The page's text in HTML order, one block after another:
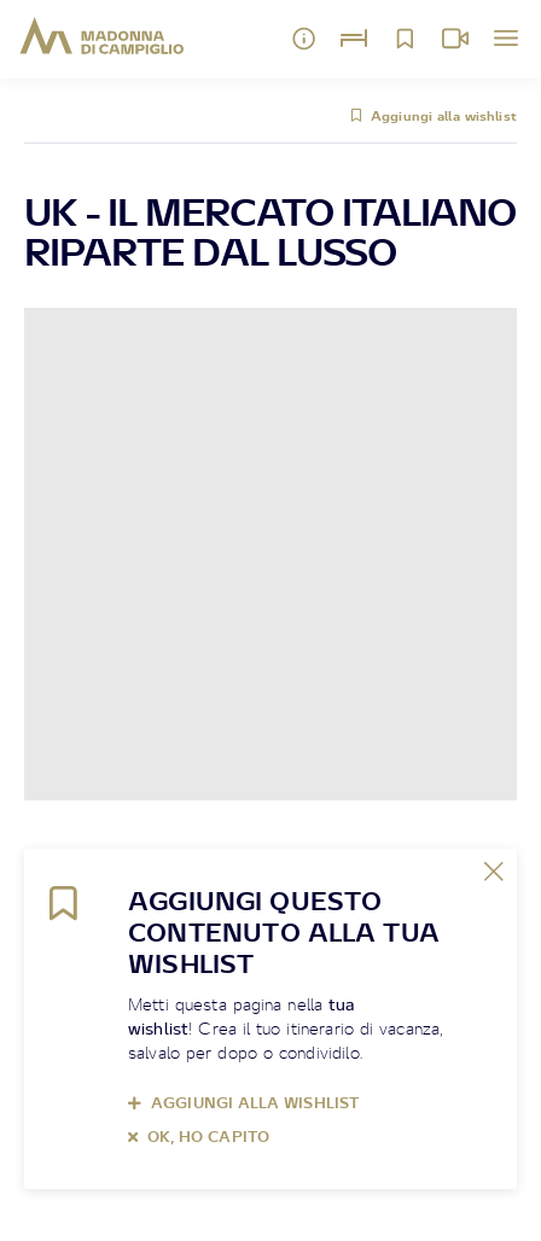
Aggiungi alla wishlist
UK - IL MERCATO ITALIANO
RIPARTE DAL LUSSO
AGGIUNGI QUESTO
CONTENUTO ALLA TUA
WISHLIST
Metti questa pagina nellatua
wishlist! Crea il tuo itinerario di vacanza,
salvalo per dopo o condividilo.
AGGIUNGI ALLA WISHLIST
OK, HO CAPITO